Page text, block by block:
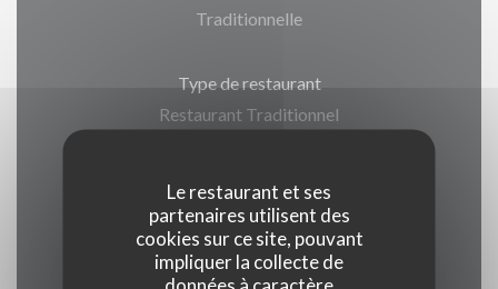
Le restaurant et ses
partenaires utilisent des
cookies sur ce site, pouvant
impliquer la collecte de
données à caractère
Traditionnelle
Type de restaurant
Restaurant Traditionnel
Climatisation, Wifi
Moyens de paiement